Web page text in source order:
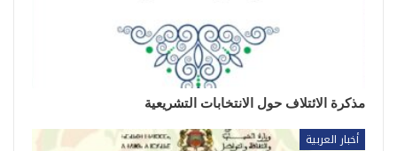
مذكرة الائتلاف حول الانتخابات التشريعية
أخبار العربية